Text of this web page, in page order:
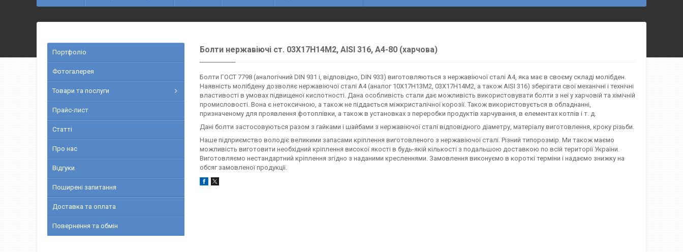
Болти нержавіючі ст. 03Х17Н14М2, AISI 316, А4-80 (харчова)
Болти ГОСТ 7798 (аналогічний DIN 931 і, відповідно, DIN 933) виготовляються з нержавіючої сталі А4, яка має в своєму складі молібден.
Наявність молібдену дозволяє нержавіючої сталі А4 (аналог 10Х17Н13М2, 03Х17Н14М2, а також AISI 316) зберігати свої механічні і технічні
властивості в умовах підвищеної кислотності. Дана особливість стали дає можливість використовувати болти з неї у харчовій та хімічній
промисловості. Вона є нетоксичною, а також не піддається міжкристалічної корозії. Також використовується в обладнанні,
призначеному для проявлення фотоплівки, а також в установках з переробки продуктів харчування, в елементах котлів і т. д.
Дані болти застосовуються разом з гайками і шайбами з нержавіючої сталі відповідного діаметру, матеріалу виготовлення, кроку різьби.
Наше підприємство володіє великими запасами кріплення виготовленого з нержавіючої сталі. Різний типорозмір. Ми також маємо
можливість виготовити необхідний кріплення високої якості в будь-якій кількості з подальшою доставкою по всій території України.
Виготовляємо нестандартний кріплення згідно з наданими кресленнями. Замовлення виконуємо в короткі терміни і надаємо знижку на
обсяг замовленої продукції.
Портфоліо
Фотогалерея
Товари та послуги
Прайс-лист
Статті
Про нас
Відгуки
Поширені запитання
Доставка та оплата
Повернення та обмін